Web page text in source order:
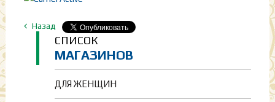
Назад
СПИСОК
МАГАЗИНОВ
ДЛЯ ЖЕНЩИН